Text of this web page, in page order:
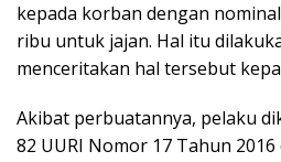
kepada korban dengan
ribu untuk jajan. Hal itu
menceritakan hal tersebut
Akibat perbuatannya, pelaku
82 UURI Nomor 17 Tahun